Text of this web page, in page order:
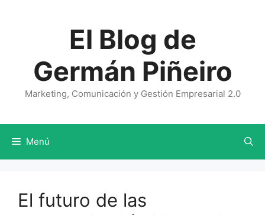
El Blog de
Germán Piñeiro
Marketing, Comunicación y Gestión Empresarial 2.0
Menú
El futuro de las